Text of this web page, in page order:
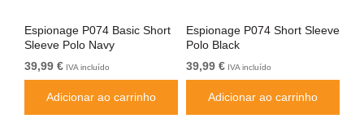
Espionage P074 Basic Short
Sleeve Polo Navy
39,99 € IVA incluído
Adicionar ao carrinho
Espionage P074 Short Sleeve
Polo Black
39,99 € IVA incluído
Adicionar ao carrinho